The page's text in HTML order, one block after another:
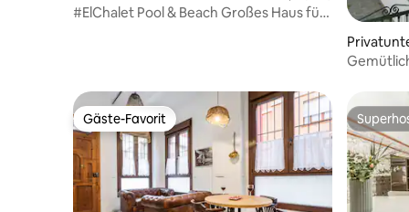
#ElChalet Pool & Beach Großes Haus für
Gäste-Favorit
Gäste-Favorit